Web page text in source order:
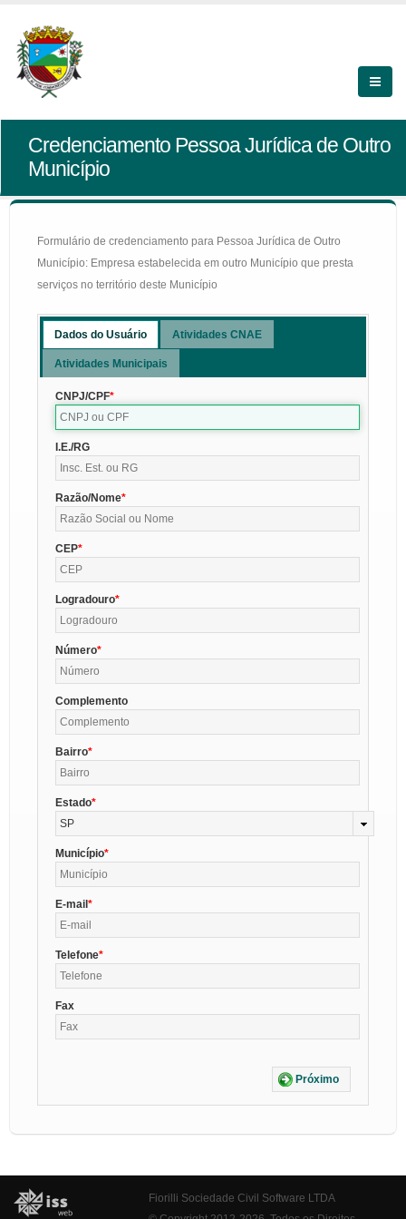
Credenciamento Pessoa Jurídica de Outro
Município
Formulário de credenciamento para Pessoa Jurídica de Outro
Município: Empresa estabelecida em outro Município que presta
serviços no território deste Município
Dados do Usuário Atividades CNAE
Atividades Municipais
CNPJ/CPF
I.E./RG
Razão/Nome
CEP
Logradouro
Número
Complemento
Bairro
Estado
SP
Município
E-mail
Telefone
Fax
Próximo
Fiorilli Sociedade Civil Software LTDA